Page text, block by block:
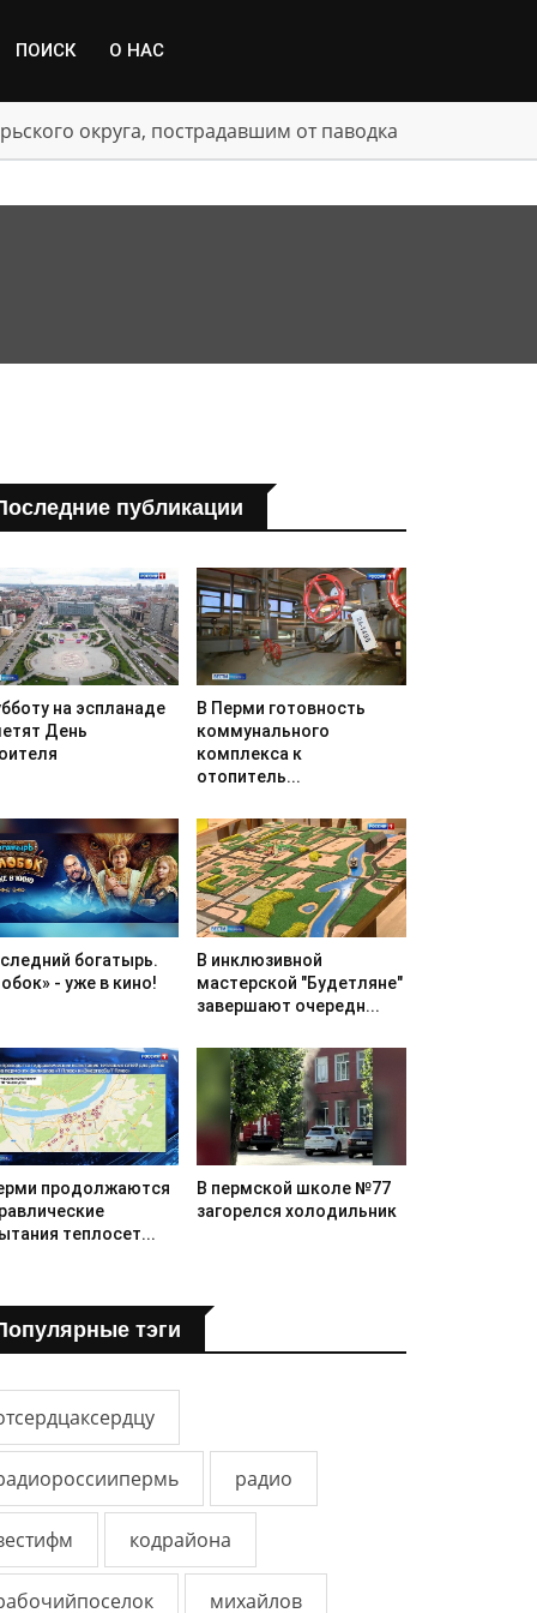
ПОИСК О НАС
публикации
на эспланаде
День
В Перми готовность
коммунального
комплекса к
отопитель...
богатырь.
- уже в кино!
В инклюзивной
мастерской "Будетляне"
завершают очередн...
продолжаются
теплосет...
В пермской школе №77
загорелся холодильник
тэги
радио
кодрайона
михайлов